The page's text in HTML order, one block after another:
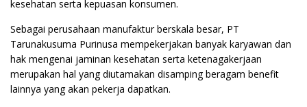
kesehatan serta kepuasan konsumen.
Sebagai perusahaan manufaktur berskala besar, PT
Tarunakusuma Purinusa mempekerjakan banyak karyawan dan
hak mengenai jaminan kesehatan serta ketenagakerjaan
merupakan hal yang diutamakan disamping beragam benefit
lainnya yang akan pekerja dapatkan.